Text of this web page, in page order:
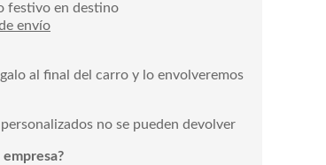
festivo en destino
envío
al final del carro y lo envolveremos
no se pueden devolver
empresa?